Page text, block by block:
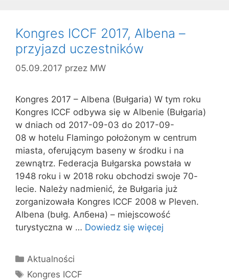
Kongres ICCF 2017, Albena –
przyjazd uczestników
05.09.2017 przez MW
Kongres 2017 – Albena (Bułgaria) W tym roku
Kongres ICCF odbywa się w Albenie (Bułgaria)
w dniach od 2017-09-03 do 2017-09-
08 w hotelu Flamingo położonym w centrum
miasta, oferującym baseny w środku i na
zewnątrz. Federacja Bułgarska powstała w
1948 roku i w 2018 roku obchodzi swoje 70-
lecie. Należy nadmienić, że Bułgaria już
zorganizowała Kongres ICCF 2008 w Pleven.
Albena (bułg. Албена) – miejscowość
turystyczna w … Dowiedz się więcej
Kategorie
Aktualności
Tagi
Kongres ICCF